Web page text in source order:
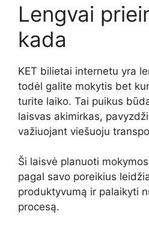
Lengvai
kada
KET bilietai internetu yra
todėl galite mokytis bet
turite laiko. Tai puikus
laisvas akimirkas,
važiuojant viešuoju
Ši laisvė planuoti
pagal savo poreikius
produktyvumą ir palaikyti
procesą.